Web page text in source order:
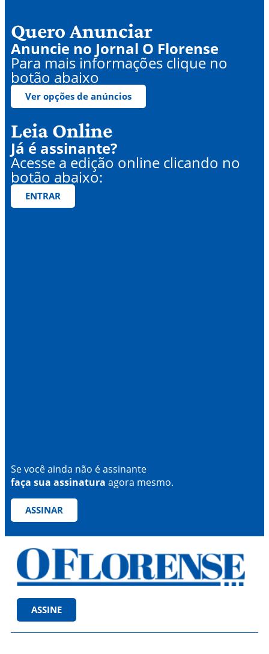
Quero Anunciar
Anuncie no Jornal O Florense
Para mais informações clique no
botão abaixo
Ver opções de anúncios
Leia Online
Já é assinante?
Acesse a edição online clicando no
botão abaixo:
ENTRAR
Se você ainda não é assinante
faça sua assinatura agora mesmo.
ASSINAR
ASSINE